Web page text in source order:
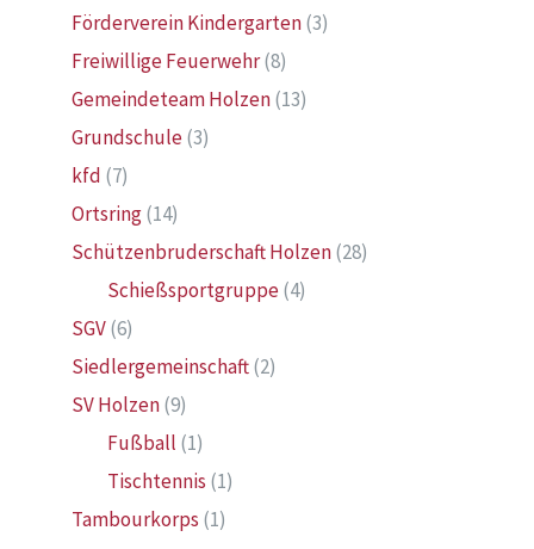
Förderverein Kindergarten(3)
Freiwillige Feuerwehr(8)
Gemeindeteam Holzen(13)
Grundschule(3)
kfd (7)
Ortsring(14)
Schützenbruderschaft Holzen(28)
Schießsportgruppe(4)
SGV(6)
Siedlergemeinschaft(2)
SV Holzen(9)
Fußball (1)
Tischtennis (1)
Tambourkorps (1)